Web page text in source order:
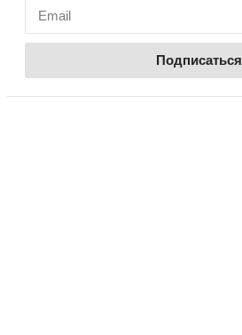
Подписаться